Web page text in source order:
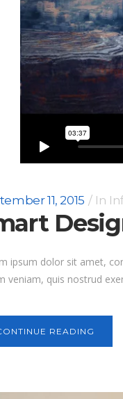
11, 2015 In
ipsum dolor sit amet,
veniam, quis nostrud
READING